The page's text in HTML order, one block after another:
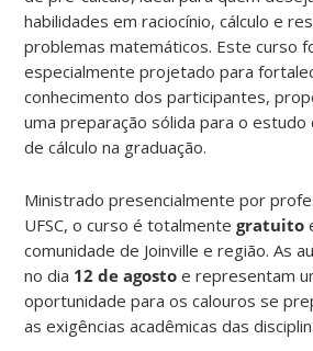
habilidades em raciocínio, cálculo e
problemas matemáticos. Este curso
especialmente projetado para
conhecimento dos participantes,
uma preparação sólida para o estudo
de cálculo na graduação.
Ministrado presencialmente por
UFSC, o curso é totalmentegratuito
comunidade de Joinville e região. As
no dia 12 de agosto e representam
oportunidade para os calouros se
as exigências acadêmicas das